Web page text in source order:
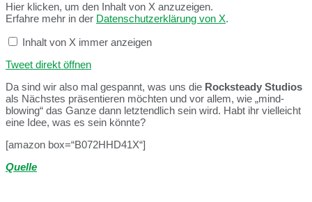
Hier klicken, um den Inhalt von X anzuzeigen.
Erfahre mehr in der Datenschutzerklärung von X.
Inhalt von X immer anzeigen
Tweet direkt öffnen
Da sind wir also mal gespannt, was uns die Rocksteady Studios
als Nächstes präsentieren möchten und vor allem, wie „mind-
blowing“ das Ganze dann letztendlich sein wird. Habt ihr vielleicht
eine Idee, was es sein könnte?
[amazon box=“B072HHD41X“]
Quelle